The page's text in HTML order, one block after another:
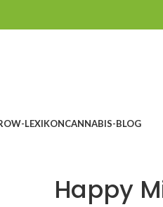
LEXIKONCANNABIS-BLOG
Happy